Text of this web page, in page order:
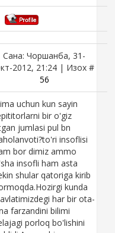
Сана: Чоршанба, 31-
2012, 21:24 | Изох #
56
uchun kun sayin
bir o'giz
jumlasi pul bn
insoflisi
bor dimiz ammo
insofli ham asta
shular qatoriga kirib
kunda
har bir ota-
farzandini bilimi
porloq bo'lishini